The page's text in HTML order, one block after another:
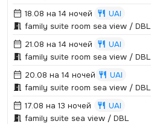
18.08 на 14 ночей
UAI
family suite room sea view / DBL
21.08 на 14 ночей
UAI
family suite room sea view / DBL
20.08 на 14 ночей
UAI
family suite room sea view / DBL
17.08 на 13 ночей
UAI
family suite sea view / DBL